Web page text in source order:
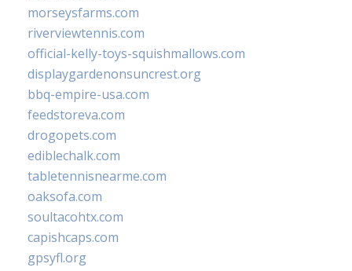
morseysfarms.com
riverviewtennis.com
official-kelly-toys-squishmallows.com
displaygardenonsuncrest.org
bbq-empire-usa.com
feedstoreva.com
drogopets.com
ediblechalk.com
tabletennisnearme.com
oaksofa.com
soultacohtx.com
capishcaps.com
gpsyfl.org